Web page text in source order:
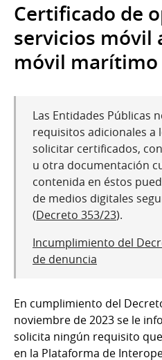
Certificado de
servicios móvil
móvil
Las Entidades Públicas
requisitos adicionales a
solicitar certificados,
u otra documentación
contenida en éstos
de medios digitales
(Decreto 353/23).
Incumplimiento del
de denuncia
En cumplimiento del
noviembre de 2023 se le
solicita ningún requisito
en la Plataforma de